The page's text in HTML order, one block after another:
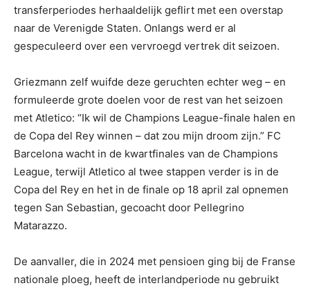
transferperiodes herhaaldelijk geflirt met een overstap
naar de Verenigde Staten. Onlangs werd er al
gespeculeerd over een vervroegd vertrek dit seizoen.
Griezmann zelf wuifde deze geruchten echter weg – en
formuleerde grote doelen voor de rest van het seizoen
met Atletico: “Ik wil de Champions League-finale halen en
de Copa del Rey winnen – dat zou mijn droom zijn.” FC
Barcelona wacht in de kwartfinales van de Champions
League, terwijl Atletico al twee stappen verder is in de
Copa del Rey en het in de finale op 18 april zal opnemen
tegen San Sebastian, gecoacht door Pellegrino
Matarazzo.
De aanvaller, die in 2024 met pensioen ging bij de Franse
nationale ploeg, heeft de interlandperiode nu gebruikt